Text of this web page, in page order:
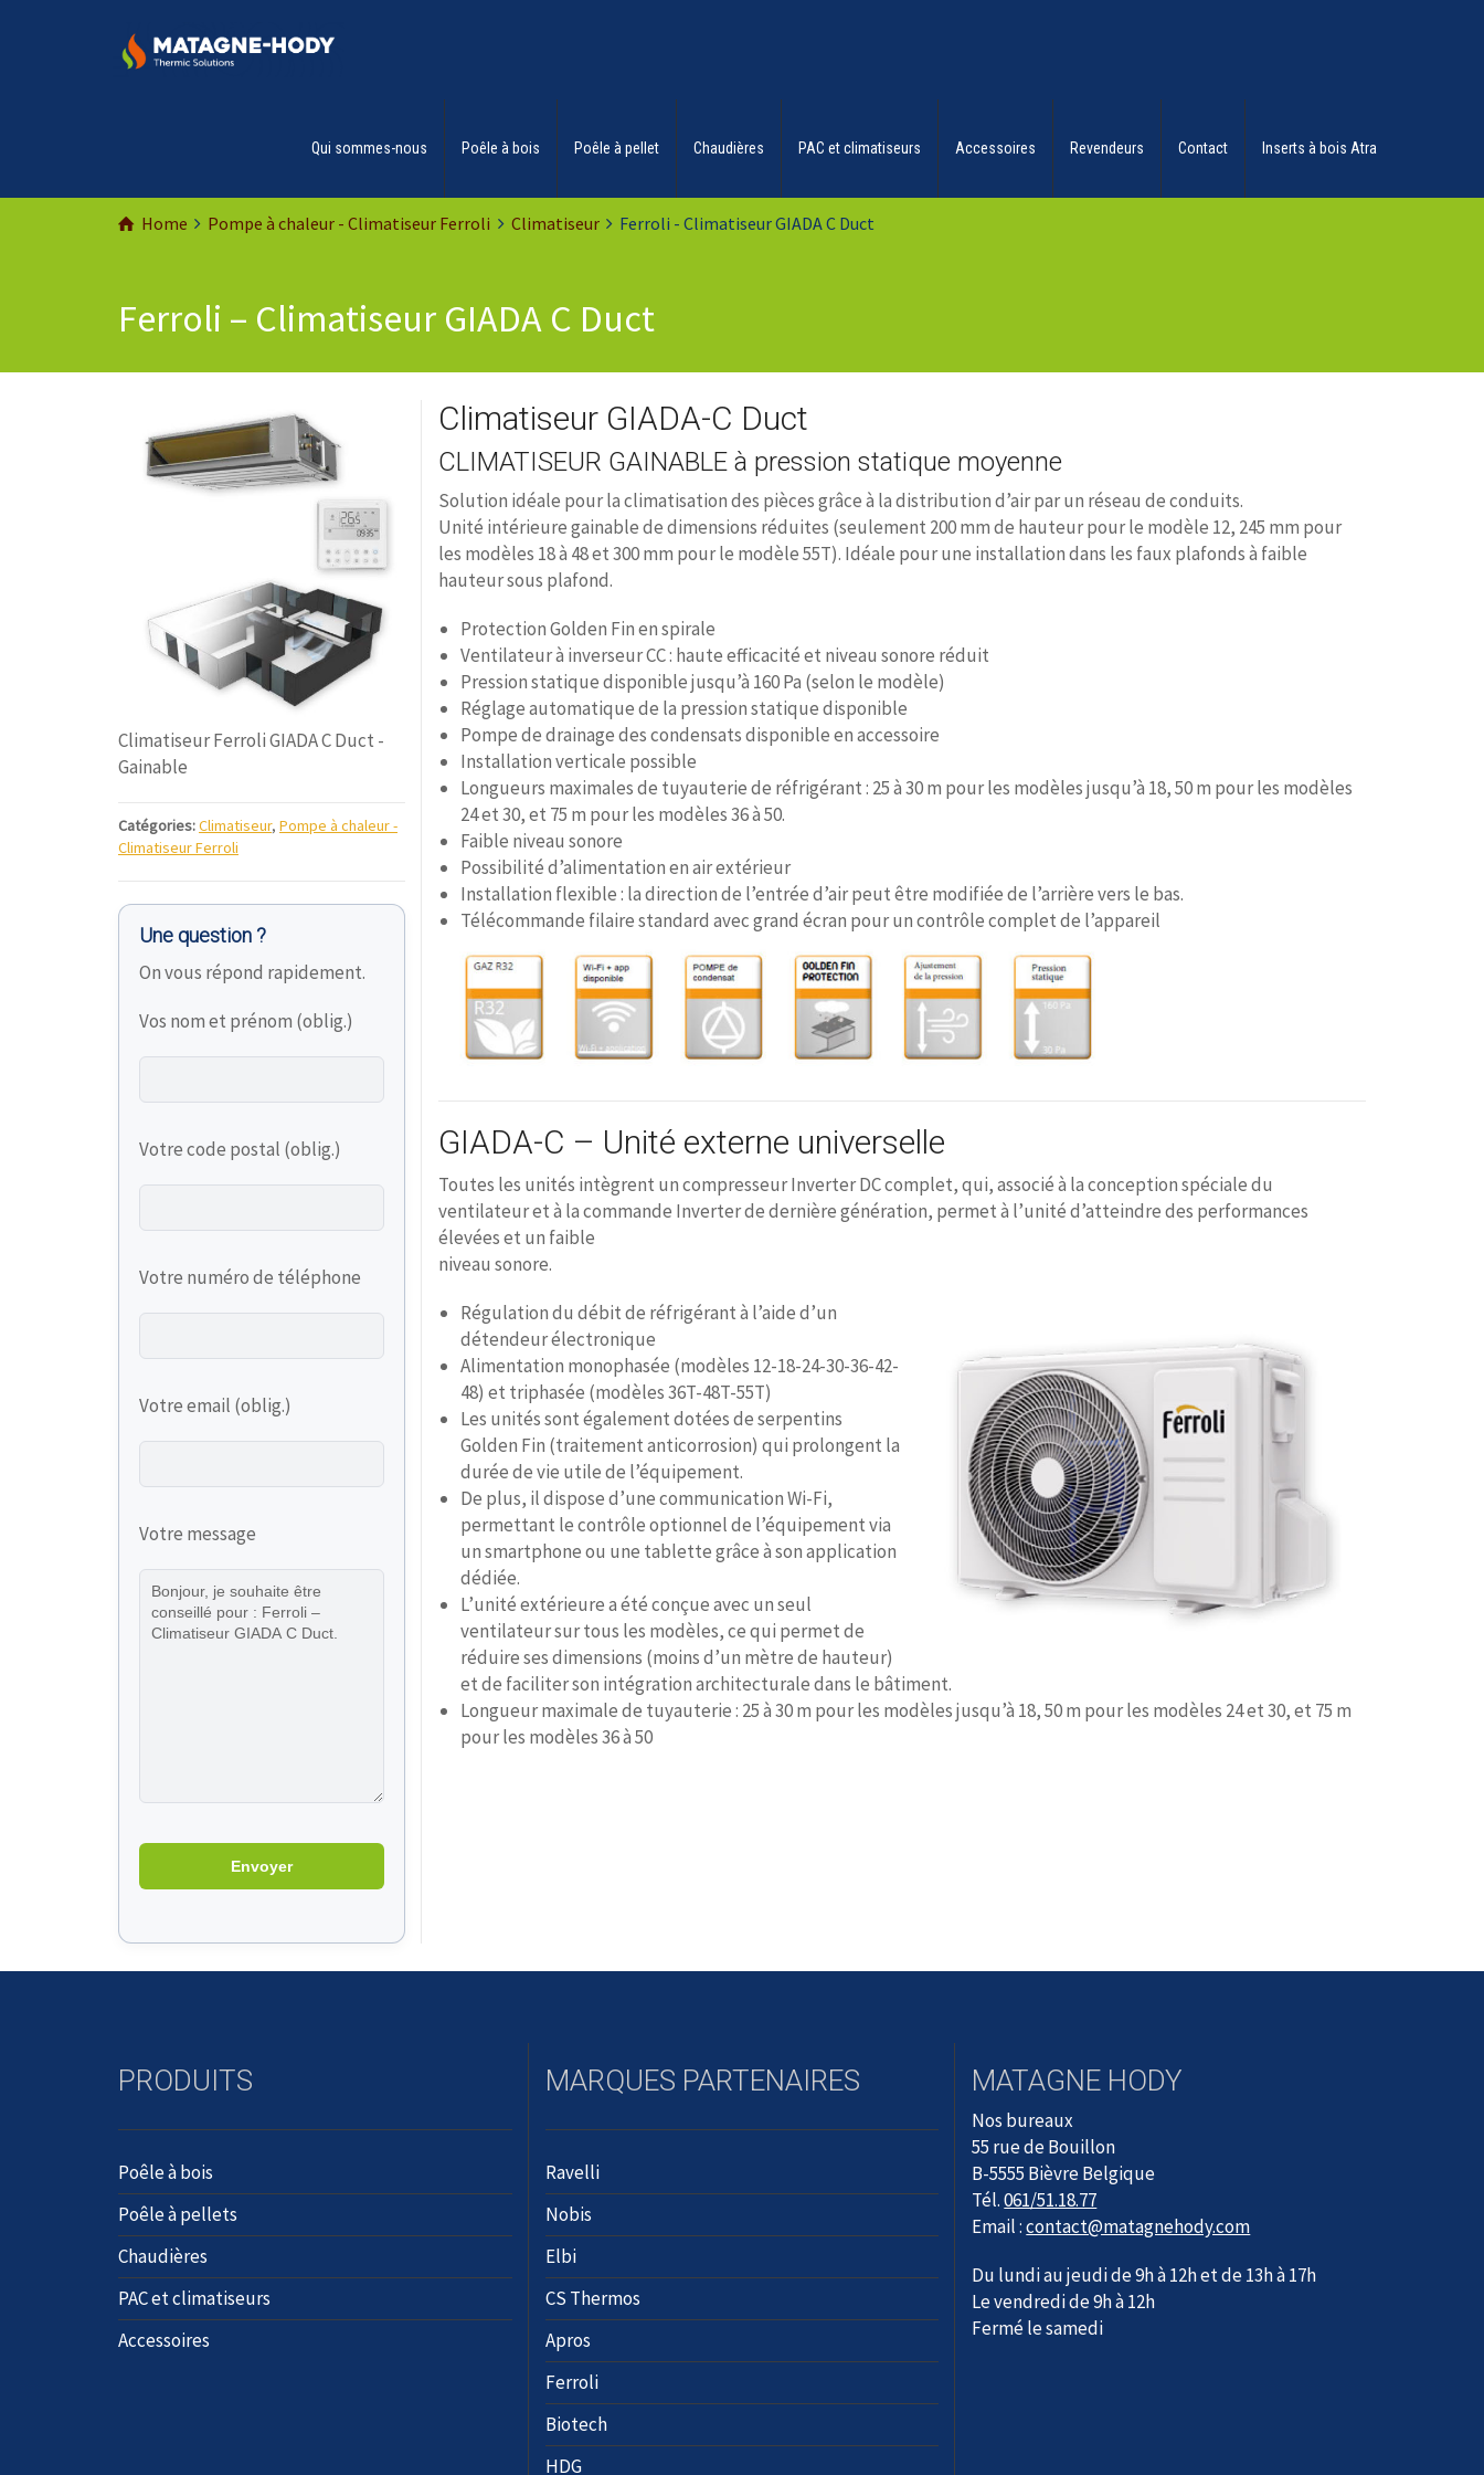
Qui sommes-nous Poêle à bois Poêle à pellet Chaudières PAC et climatiseurs Accessoires Revendeurs Contact Inserts à bois Atra
Home Pompe à chaleur - Climatiseur Ferroli Climatiseur Ferroli - Climatiseur GIADA C Duct
Ferroli – Climatiseur GIADA C Duct
Climatiseur Ferroli GIADA C Duct -
Gainable
Catégories:Climatiseur, Pompe à chaleur -
Climatiseur Ferroli
Une question ?
On vous répond rapidement.
Vos nom et prénom (oblig.)
Votre code postal (oblig.)
Votre numéro de téléphone
Votre email (oblig.)
Votre message
Climatiseur GIADA-C Duct
CLIMATISEUR GAINABLE à pression statique moyenne
Solution idéale pour la climatisation des pièces grâce à la distribution d’air par un réseau de conduits.
Unité intérieure gainable de dimensions réduites (seulement 200 mm de hauteur pour le modèle 12, 245 mm pour
les modèles 18 à 48 et 300 mm pour le modèle 55T). Idéale pour une installation dans les faux plafonds à faible
hauteur sous plafond.
Protection Golden Fin en spirale
Ventilateur à inverseur CC : haute efficacité et niveau sonore réduit
Pression statique disponible jusqu’à 160 Pa (selon le modèle)
Réglage automatique de la pression statique disponible
Pompe de drainage des condensats disponible en accessoire
Installation verticale possible
Longueurs maximales de tuyauterie de réfrigérant : 25 à 30 m pour les modèles jusqu’à 18, 50 m pour les modèles
24 et 30, et 75 m pour les modèles 36 à 50.
Faible niveau sonore
Possibilité d’alimentation en air extérieur
Installation flexible : la direction de l’entrée d’air peut être modifiée de l’arrière vers le bas.
Télécommande filaire standard avec grand écran pour un contrôle complet de l’appareil
GIADA-C – Unité externe universelle
Toutes les unités intègrent un compresseur Inverter DC complet, qui, associé à la conception spéciale du
ventilateur et à la commande Inverter de dernière génération, permet à l’unité d’atteindre des performances
élevées et un faible
niveau sonore.
Régulation du débit de réfrigérant à l’aide d’un
détendeur électronique
Alimentation monophasée (modèles 12-18-24-30-36-42-
48) et triphasée (modèles 36T-48T-55T)
Les unités sont également dotées de serpentins
Golden Fin (traitement anticorrosion) qui prolongent la
durée de vie utile de l’équipement.
De plus, il dispose d’une communication Wi-Fi,
permettant le contrôle optionnel de l’équipement via
un smartphone ou une tablette grâce à son application
dédiée.
L’unité extérieure a été conçue avec un seul
ventilateur sur tous les modèles, ce qui permet de
réduire ses dimensions (moins d’un mètre de hauteur)
et de faciliter son intégration architecturale dans le bâtiment.
Longueur maximale de tuyauterie : 25 à 30 m pour les modèles jusqu’à 18, 50 m pour les modèles 24 et 30, et 75 m
pour les modèles 36 à 50
PRODUITS
Poêle à bois
Poêle à pellets
Chaudières
PAC et climatiseurs
Accessoires
MARQUES PARTENAIRES
Ravelli
Nobis
Elbi
CS Thermos
Apros
Ferroli
Biotech
HDG
MATAGNE HODY
Nos bureaux
55 rue de Bouillon
B-5555 Bièvre Belgique
Tél.061/51.18.77
Email :contact@matagnehody.com
Du lundi au jeudi de 9h à 12h et de 13h à 17h
Le vendredi de 9h à 12h
Fermé le samedi